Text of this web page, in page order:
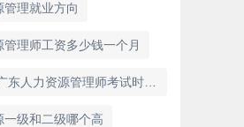
管理就业方向
管理师工资多少钱一个月
一级和二级哪个高